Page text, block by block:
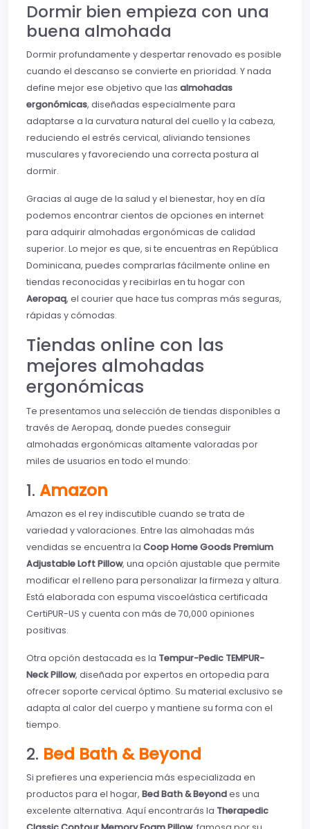
Dormir bien empieza con una
buena almohada
Dormir profundamente y despertar renovado es posible
cuando el descanso se convierte en prioridad. Y nada
define mejor ese objetivo que las almohadas
ergonómicas, diseñadas especialmente para
adaptarse a la curvatura natural del cuello y la cabeza,
reduciendo el estrés cervical, aliviando tensiones
musculares y favoreciendo una correcta postura al
dormir.
Gracias al auge de la salud y el bienestar, hoy en día
podemos encontrar cientos de opciones en internet
para adquirir almohadas ergonómicas de calidad
superior. Lo mejor es que, si te encuentras en República
Dominicana, puedes comprarlas fácilmente online en
tiendas reconocidas y recibirlas en tu hogar con
Aeropaq, el courier que hace tus compras más seguras,
rápidas y cómodas.
Tiendas online con las
mejores almohadas
ergonómicas
Te presentamos una selección de tiendas disponibles a
través de Aeropaq, donde puedes conseguir
almohadas ergonómicas altamente valoradas por
miles de usuarios en todo el mundo:
1. Amazon
Amazon es el rey indiscutible cuando se trata de
variedad y valoraciones. Entre las almohadas más
vendidas se encuentra la Coop Home Goods Premium
Adjustable Loft Pillow, una opción ajustable que permite
modificar el relleno para personalizar la firmeza y altura.
Está elaborada con espuma viscoelástica certificada
CertiPUR-US y cuenta con más de 70,000 opiniones
positivas.
Otra opción destacada es la Tempur-Pedic TEMPUR-
Neck Pillow, diseñada por expertos en ortopedia para
ofrecer soporte cervical óptimo. Su material exclusivo se
adapta al calor del cuerpo y mantiene su forma con el
tiempo.
2. Bed Bath & Beyond
Si prefieres una experiencia más especializada en
productos para el hogar, Bed Bath & Beyondes una
excelente alternativa. Aquí encontrarás la Therapedic